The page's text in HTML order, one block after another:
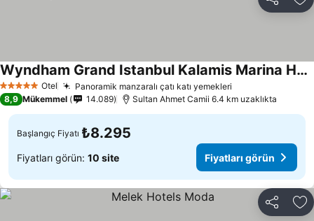
Paylaş
5 Yıldız Otel Panoramik manzaralı çatı katı yemekleri
Wyndham Grand Istanbul Kalamis Marina Hotel
8,9 Mükemmel 14.089 Sultan Ahmet Camii 6.4 km uzaklıkta
Başlangıç Fiyatı ₺8.295
Fiyatları görün: 10 site Fiyatları görün
Paylaş